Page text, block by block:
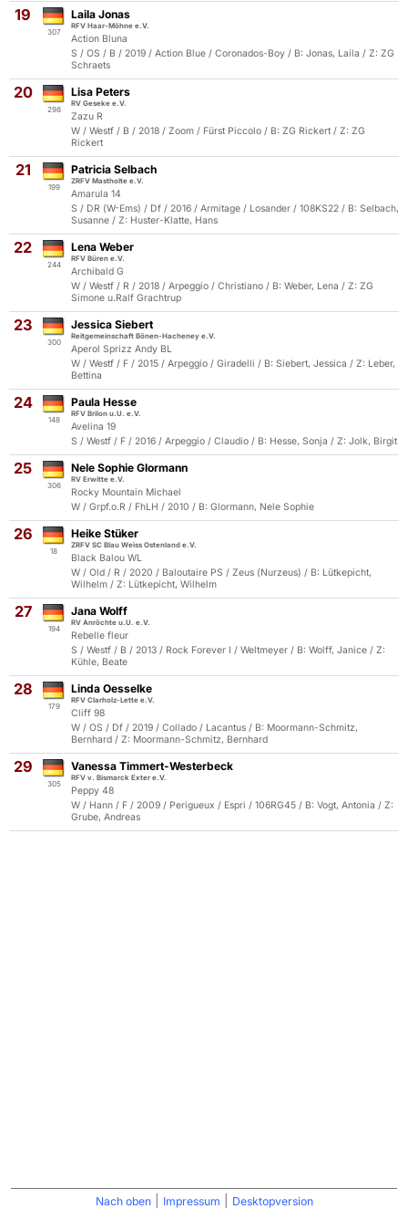
19
307
Laila Jonas
RFV Haar-Möhne e.V.
Action Bluna
S / OS / B / 2019 / Action Blue / Coronados-Boy / B: Jonas, Laila / Z: ZG
Schraets
20
298
Lisa Peters
RV Geseke e.V.
Zazu R
W / Westf / B / 2018 / Zoom / Fürst Piccolo / B: ZG Rickert / Z: ZG
Rickert
21
199
Patricia Selbach
ZRFV Mastholte e.V.
Amarula 14
S / DR (W-Ems) / Df / 2016 / Armitage / Losander / 108KS22 / B: Selbach,
Susanne / Z: Huster-Klatte, Hans
22
244
Lena Weber
RFV Büren e.V.
Archibald G
W / Westf / R / 2018 / Arpeggio / Christiano / B: Weber, Lena / Z: ZG
Simone u.Ralf Grachtrup
23
300
Jessica Siebert
Reitgemeinschaft Bönen-Hacheney e.V.
Aperol Sprizz Andy BL
W / Westf / F / 2015 / Arpeggio / Giradelli / B: Siebert, Jessica / Z: Leber,
Bettina
24
148
Paula Hesse
RFV Brilon u.U. e.V.
Avelina 19
S / Westf / F / 2016 / Arpeggio / Claudio / B: Hesse, Sonja / Z: Jolk, Birgit
25
306
Nele Sophie Glormann
RV Erwitte e.V.
Rocky Mountain Michael
W / Grpf.o.R / FhLH / 2010 / B: Glormann, Nele Sophie
26
18
Heike Stüker
ZRFV SC Blau Weiss Ostenland e.V.
Black Balou WL
W / Old / R / 2020 / Baloutaire PS / Zeus (Nurzeus) / B: Lütkepicht,
Wilhelm / Z: Lütkepicht, Wilhelm
27
194
Jana Wolff
RV Anröchte u.U. e.V.
Rebelle fleur
S / Westf / B / 2013 / Rock Forever I / Weltmeyer / B: Wolff, Janice / Z:
Kühle, Beate
28
179
Linda Oesselke
RFV Clarholz-Lette e.V.
Cliff 98
W / OS / Df / 2019 / Collado / Lacantus / B: Moormann-Schmitz,
Bernhard / Z: Moormann-Schmitz, Bernhard
29
305
Vanessa Timmert-Westerbeck
RFV v. Bismarck Exter e.V.
Peppy 48
W / Hann / F / 2009 / Perigueux / Espri / 106RG45 / B: Vogt, Antonia / Z:
Grube, Andreas
Nach oben Impressum Desktopversion